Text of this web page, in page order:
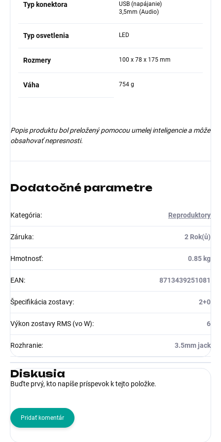
Typ konektora
USB (napájanie)
3,5mm (Audio)
Typ osvetlenia LED
Rozmery 100 x 78 x 175 mm
Váha 754 g
Popis produktu bol preložený pomocou umelej inteligencie a môže
obsahovať nepresnosti.
Dodatočné parametre
Kategória: Reproduktory
Záruka: 2 Rok(ů)
Hmotnosť: 0.85 kg
EAN: 8713439251081
Špecifikácia zostavy: 2+0
Výkon zostavy RMS (vo W): 6
Rozhranie: 3.5mm jack
Diskusia
Buďte prvý, kto napíše príspevok k tejto položke.
Pridať komentár